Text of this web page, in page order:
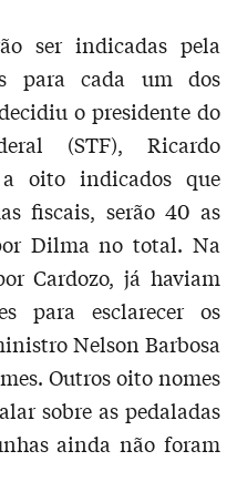
ser indicadas pela
para cada um dos
o presidente do
(STF), Ricardo
a oito indicados que
fiscais, serão 40 as
Dilma no total. Na
Cardozo, já haviam
para esclarecer os
Nelson Barbosa
Outros oito nomes
sobre as pedaladas
ainda não foram